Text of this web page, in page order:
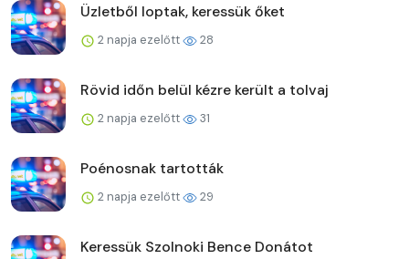
Üzletből loptak, keressük őket
2 napja ezelőtt 28
Rövid időn belül kézre került a tolvaj
2 napja ezelőtt 31
Poénosnak tartották
2 napja ezelőtt 29
Keressük Szolnoki Bence Donátot